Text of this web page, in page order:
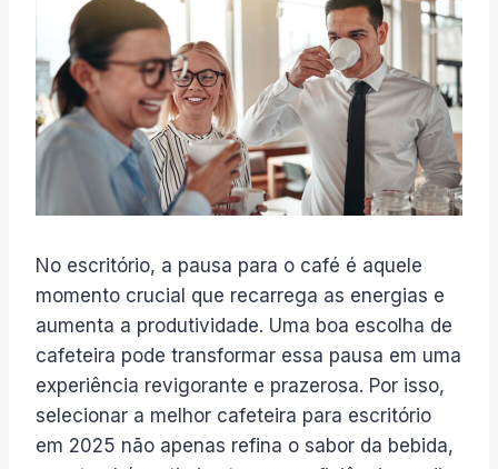
No escritório, a pausa para o café é aquele
momento crucial que recarrega as energias e
aumenta a produtividade. Uma boa escolha de
cafeteira pode transformar essa pausa em uma
experiência revigorante e prazerosa. Por isso,
selecionar a melhor cafeteira para escritório
em 2025 não apenas refina o sabor da bebida,